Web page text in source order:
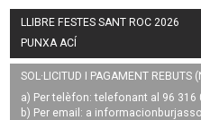
LLIBRE FESTES SANT ROC 2026
PUNXA ACÍ
SOL·LICITUD I PAGAMENT REBUTS
a) Per telèfon: telefonant al 96 316
b) Per email: a